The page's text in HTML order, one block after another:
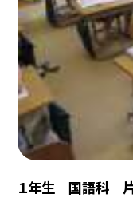
１年生 国語科